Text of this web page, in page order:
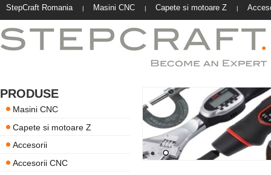
StepCraft Romania | Masini CNC | Capete si motoare Z |
PRODUSE
Masini CNC
Capete si motoare Z
Accesorii
Accesorii CNC